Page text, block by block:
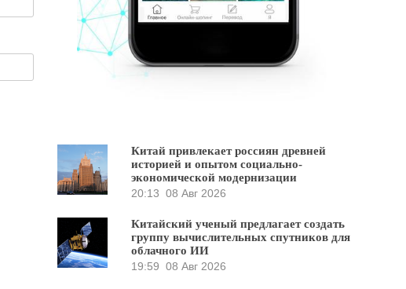
Китай привлекает россиян древней
историей и опытом социально-
экономической модернизации
20:13 08 Авг 2026
Китайский ученый предлагает создать
группу вычислительных спутников для
облачного ИИ
19:59 08 Авг 2026